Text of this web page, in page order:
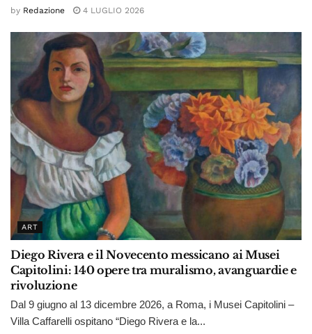
by Redazione 4 LUGLIO 2026
ART
Diego Rivera e il Novecento messicano ai Musei
Capitolini: 140 opere tra muralismo, avanguardie e
rivoluzione
Dal 9 giugno al 13 dicembre 2026, a Roma, i Musei Capitolini –
Villa Caffarelli ospitano “Diego Rivera e la...